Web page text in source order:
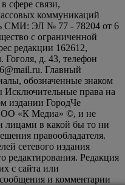
сфере связи,
коммуникаций
СМИ: ЭЛ № 77 - 78204 от 6
с ограниченной
редакции 162612,
Гоголя, д. 43, телефон
Главный
обозначенные знаком
Исключительные права на
издании ГородЧе
«К Медиа» ©, и не
лицами в какой бы то ни
правообладателя.
сетевого издания
редактирования. Редакция
с сайта или
и комментарии